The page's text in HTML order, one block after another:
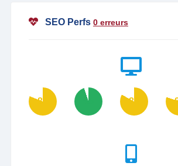
SEO Perfs 0 erreurs
81 95 83